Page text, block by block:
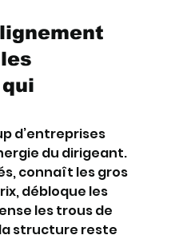
d’entreprises
du dirigeant.
connaît les gros
débloque les
les trous de
structure reste